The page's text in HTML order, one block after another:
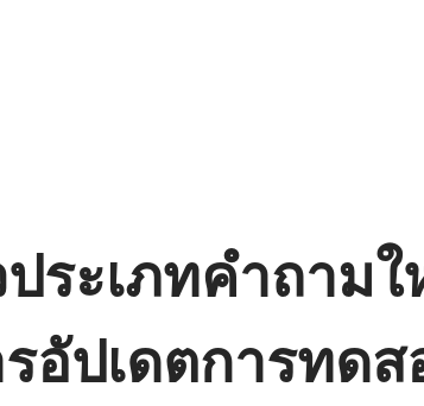
ระเภทคำถาม
อัปเดตการทดส